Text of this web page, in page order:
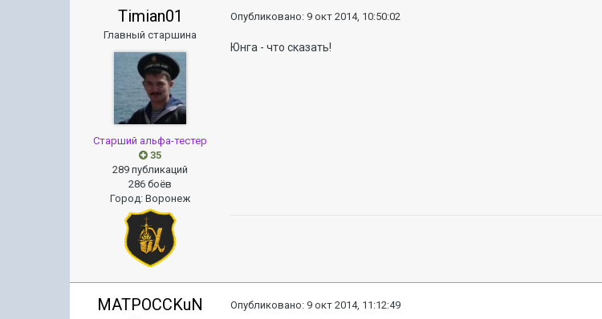
Timian01
Главный старшина
Старший альфа-тестер
35
289 публикаций
286 боёв
Город:Воронеж
Опубликовано: 9 окт 2014, 10:50:02
Юнга - что сказать!
MATPOCCKuN Опубликовано: 9 окт 2014, 11:12:49